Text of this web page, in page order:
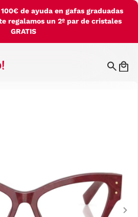
de ayuda en gafas graduadas
regalamos un 2º par de cristales
GRATIS